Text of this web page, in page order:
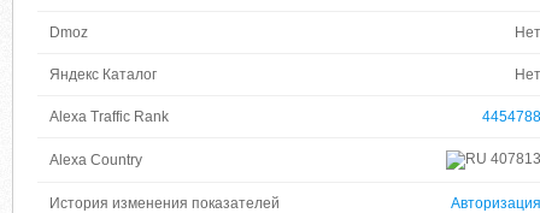
Dmoz Нет
Яндекс Каталог Нет
Alexa Traffic Rank 4454788
Alexa Country 407813
История изменения показателей Авторизация